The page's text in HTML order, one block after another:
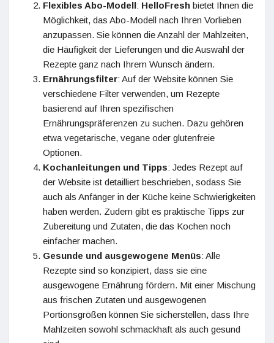
Flexibles Abo-Modell: HelloFresh bietet Ihnen die
Möglichkeit, das Abo-Modell nach Ihren Vorlieben
anzupassen. Sie können die Anzahl der Mahlzeiten,
die Häufigkeit der Lieferungen und die Auswahl der
Rezepte ganz nach Ihrem Wunsch ändern.
Ernährungsfilter: Auf der Website können Sie
verschiedene Filter verwenden, um Rezepte
basierend auf Ihren spezifischen
Ernährungspräferenzen zu suchen. Dazu gehören
etwa vegetarische, vegane oder glutenfreie
Optionen.
Kochanleitungen und Tipps: Jedes Rezept auf
der Website ist detailliert beschrieben, sodass Sie
auch als Anfänger in der Küche keine Schwierigkeiten
haben werden. Zudem gibt es praktische Tipps zur
Zubereitung und Zutaten, die das Kochen noch
einfacher machen.
Gesunde und ausgewogene Menüs: Alle
Rezepte sind so konzipiert, dass sie eine
ausgewogene Ernährung fördern. Mit einer Mischung
aus frischen Zutaten und ausgewogenen
Portionsgrößen können Sie sicherstellen, dass Ihre
Mahlzeiten sowohl schmackhaft als auch gesund